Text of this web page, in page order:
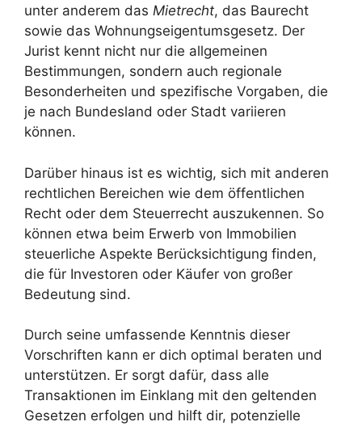
unter anderem das Mietrecht, das Baurecht
sowie das Wohnungseigentumsgesetz. Der
Jurist kennt nicht nur die allgemeinen
Bestimmungen, sondern auch regionale
Besonderheiten und spezifische Vorgaben, die
je nach Bundesland oder Stadt variieren
können.
Darüber hinaus ist es wichtig, sich mit anderen
rechtlichen Bereichen wie dem öffentlichen
Recht oder dem Steuerrecht auszukennen. So
können etwa beim Erwerb von Immobilien
steuerliche Aspekte Berücksichtigung finden,
die für Investoren oder Käufer von großer
Bedeutung sind.
Durch seine umfassende Kenntnis dieser
Vorschriften kann er dich optimal beraten und
unterstützen. Er sorgt dafür, dass alle
Transaktionen im Einklang mit den geltenden
Gesetzen erfolgen und hilft dir, potenzielle